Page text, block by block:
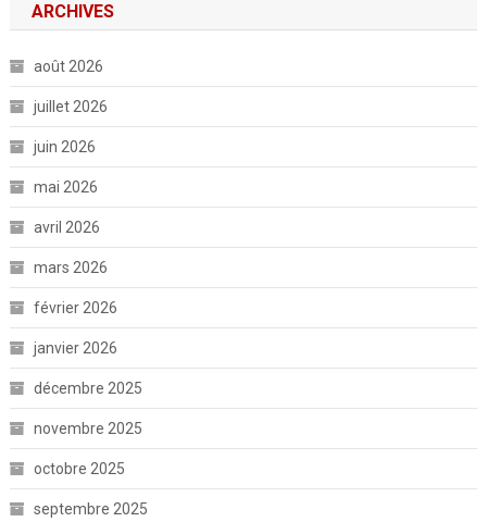
ARCHIVES
août 2026
juillet 2026
juin 2026
mai 2026
avril 2026
mars 2026
février 2026
janvier 2026
décembre 2025
novembre 2025
octobre 2025
septembre 2025